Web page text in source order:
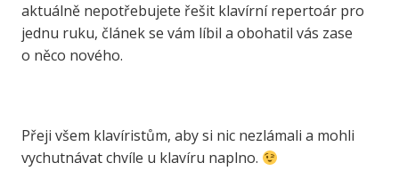
aktuálně nepotřebujete řešit klavírní repertoár pro
jednu ruku, článek se vám líbil a obohatil vás zase
o něco nového.
Přeji všem klavíristům, aby si nic nezlámali a mohli
vychutnávat chvíle u klavíru naplno.